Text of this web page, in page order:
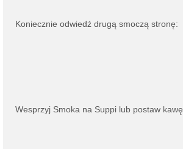
Koniecznie odwiedź drugą smoczą stronę:
Wesprzyj Smoka na Suppi lub postaw kawę